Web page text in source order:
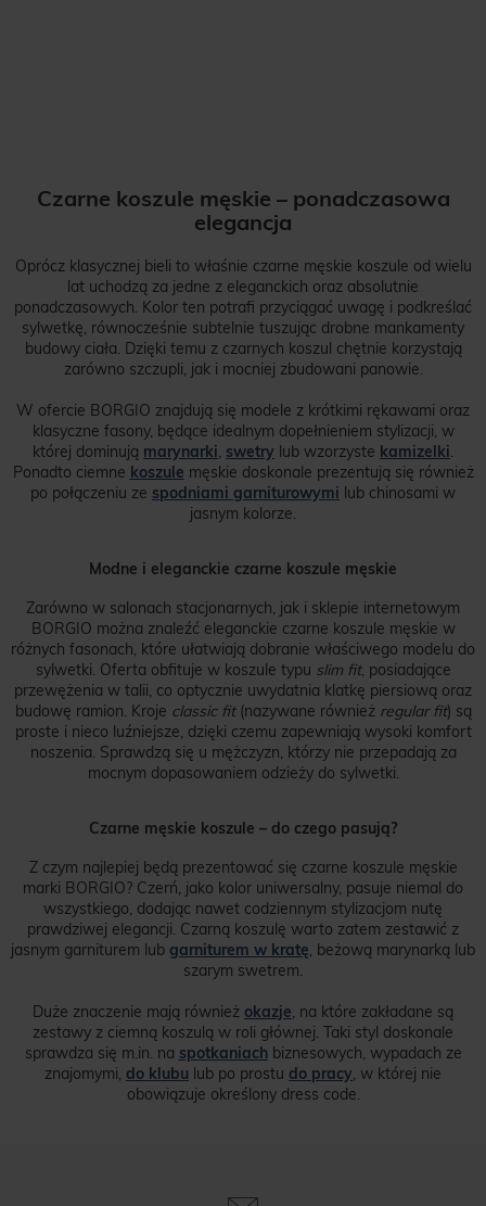
Czarne koszule męskie – ponadczasowa
elegancja
Oprócz klasycznej bieli to właśnie czarne męskie koszule od wielu
lat uchodzą za jedne z eleganckich oraz absolutnie
ponadczasowych. Kolor ten potrafi przyciągać uwagę i podkreślać
sylwetkę, równocześnie subtelnie tuszując drobne mankamenty
budowy ciała. Dzięki temu z czarnych koszul chętnie korzystają
zarówno szczupli, jak i mocniej zbudowani panowie.
W ofercie BORGIO znajdują się modele z krótkimi rękawami oraz
klasyczne fasony, będące idealnym dopełnieniem stylizacji, w
której dominują marynarki, swetry lub wzorzyste kamizelki.
Ponadto ciemne koszule męskie doskonale prezentują się również
po połączeniu ze spodniami garniturowymi lub chinosami w
jasnym kolorze.
Modne i eleganckie czarne koszule męskie
Zarówno w salonach stacjonarnych, jak i sklepie internetowym
BORGIO można znaleźć eleganckie czarne koszule męskie w
różnych fasonach, które ułatwiają dobranie właściwego modelu do
sylwetki. Oferta obfituje w koszule typu slim fit, posiadające
przewężenia w talii, co optycznie uwydatnia klatkę piersiową oraz
budowę ramion. Kroje classic fit(nazywane również regular fit) są
proste i nieco luźniejsze, dzięki czemu zapewniają wysoki komfort
noszenia. Sprawdzą się u mężczyzn, którzy nie przepadają za
mocnym dopasowaniem odzieży do sylwetki.
Czarne męskie koszule – do czego pasują?
Z czym najlepiej będą prezentować się czarne koszule męskie
marki BORGIO? Czerń, jako kolor uniwersalny, pasuje niemal do
wszystkiego, dodając nawet codziennym stylizacjom nutę
prawdziwej elegancji. Czarną koszulę warto zatem zestawić z
jasnym garniturem lub garniturem w kratę, beżową marynarką lub
szarym swetrem.
Duże znaczenie mają również okazje, na które zakładane są
zestawy z ciemną koszulą w roli głównej. Taki styl doskonale
sprawdza się m.in. na spotkaniachbiznesowych, wypadach ze
znajomymi, do klubu lub po prostu do pracy, w której nie
obowiązuje określony dress code.